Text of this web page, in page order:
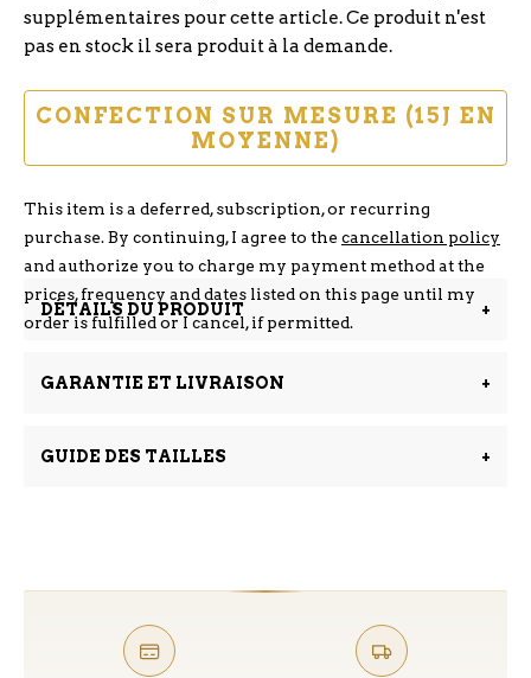
supplémentaires pour cette article. Ce produit n'est
pas en stock il sera produit à la demande.
CONFECTION SUR MESURE (15J EN
MOYENNE)
This item is a deferred, subscription, or recurring
purchase. By continuing, I agree to thecancellation policy
and authorize you to charge my payment method at the
prices, frequency and dates listed on this page until my
order is fulfilled or I cancel, if permitted.
+
DÉTAILS DU PRODUIT
+
GARANTIE ET LIVRAISON
+
GUIDE DES TAILLES